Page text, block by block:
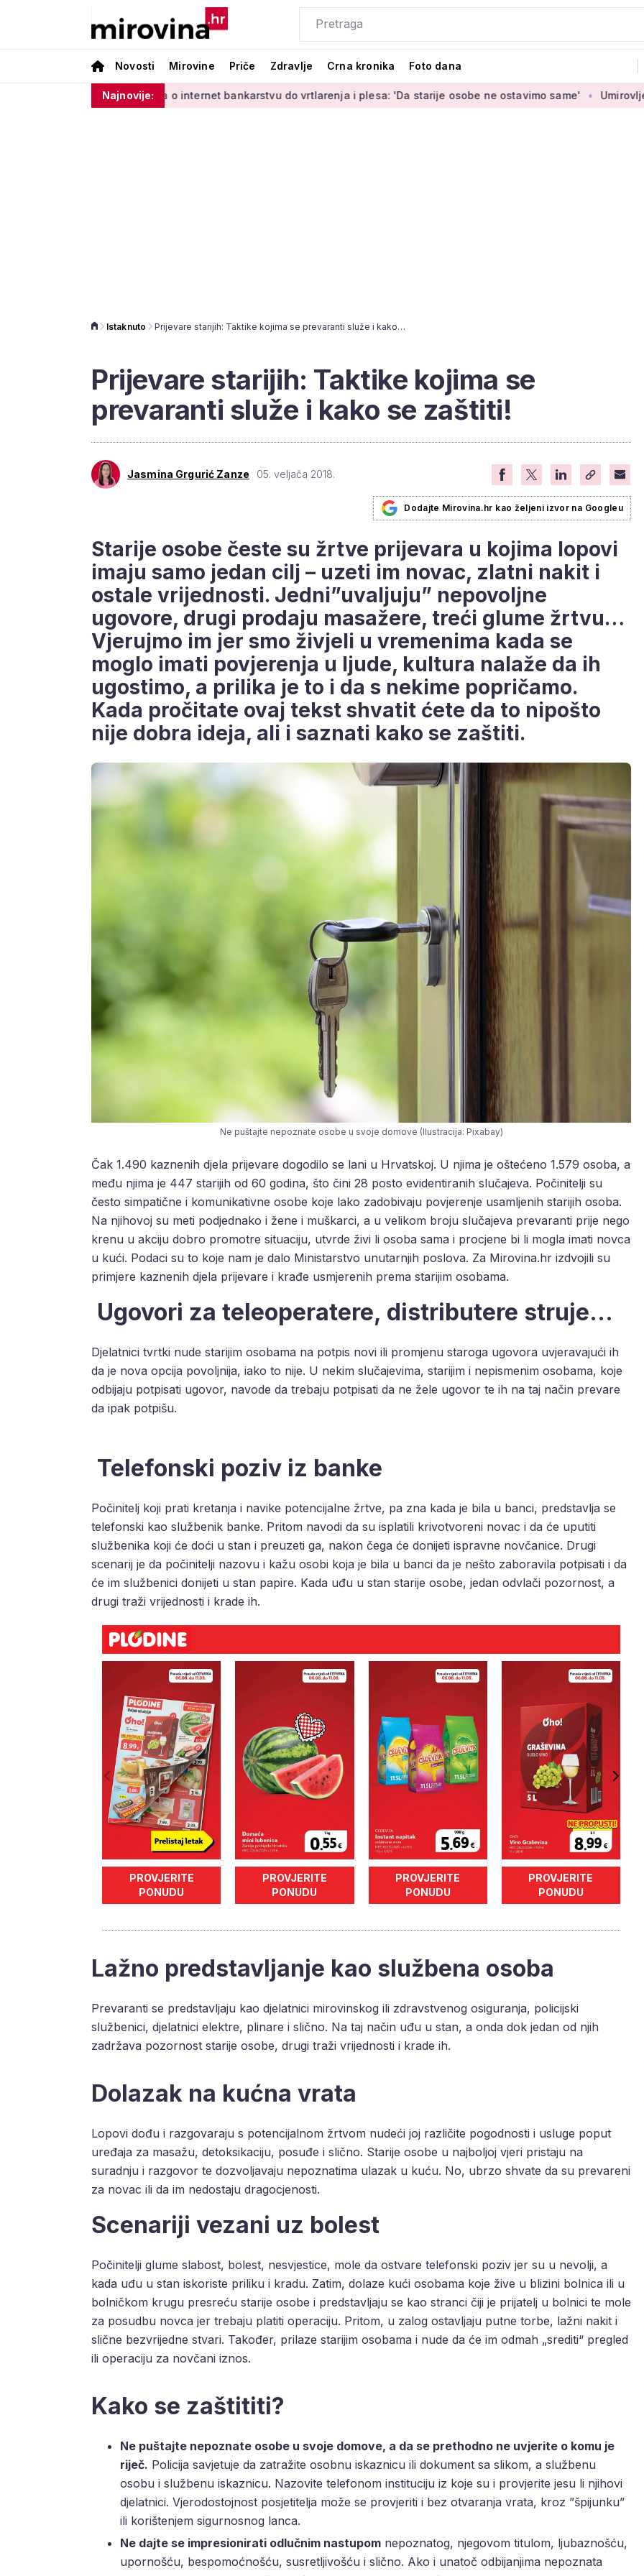
Novosti Mirovine Priče Zdravlje Crna kronika Foto dana
Najnovije:
Od učenja o internet bankarstvu do vrtlarenja i plesa: 'Da starije osobe ne ostavimo same' Umirovljenica
Istaknuto Prijevare starijih: Taktike kojima se prevaranti služe i kako se zaštiti!
Prijevare starijih: Taktike kojima se
prevaranti služe i kako se zaštiti!
Jasmina Grgurić Zanze 05. veljača 2018.
Dodajte Mirovina.hr kao željeni izvor na Googleu
Starije osobe česte su žrtve prijevara u kojima lopovi
imaju samo jedan cilj – uzeti im novac, zlatni nakit i
ostale vrijednosti. Jedni”uvaljuju” nepovoljne
ugovore, drugi prodaju masažere, treći glume žrtvu…
Vjerujmo im jer smo živjeli u vremenima kada se
moglo imati povjerenja u ljude, kultura nalaže da ih
ugostimo, a prilika je to i da s nekime popričamo.
Kada pročitate ovaj tekst shvatit ćete da to nipošto
nije dobra ideja, ali i saznati kako se zaštiti.
Ne puštajte nepoznate osobe u svoje domove (Ilustracija: Pixabay)
Čak 1.490 kaznenih djela prijevare dogodilo se lani u Hrvatskoj. U njima je oštećeno 1.579 osoba, a
među njima je 447 starijih od 60 godina, što čini 28 posto evidentiranih slučajeva. Počinitelji su
često simpatične i komunikativne osobe koje lako zadobivaju povjerenje usamljenih starijih osoba.
Na njihovoj su meti podjednako i žene i muškarci, a u velikom broju slučajeva prevaranti prije nego
krenu u akciju dobro promotre situaciju, utvrde živi li osoba sama i procjene bi li mogla imati novca
u kući. Podaci su to koje nam je dalo Ministarstvo unutarnjih poslova. Za Mirovina.hr izdvojili su
primjere kaznenih djela prijevare i krađe usmjerenih prema starijim osobama.
Ugovori za teleoperatere, distributere struje…
Djelatnici tvrtki nude starijim osobama na potpis novi ili promjenu staroga ugovora uvjeravajući ih
da je nova opcija povoljnija, iako to nije. U nekim slučajevima, starijim i nepismenim osobama, koje
odbijaju potpisati ugovor, navode da trebaju potpisati da ne žele ugovor te ih na taj način prevare
da ipak potpišu.
Telefonski poziv iz banke
Počinitelj koji prati kretanja i navike potencijalne žrtve, pa zna kada je bila u banci, predstavlja se
telefonski kao službenik banke. Pritom navodi da su isplatili krivotvoreni novac i da će uputiti
službenika koji će doći u stan i preuzeti ga, nakon čega će donijeti ispravne novčanice. Drugi
scenarij je da počinitelji nazovu i kažu osobi koja je bila u banci da je nešto zaboravila potpisati i da
će im službenici donijeti u stan papire. Kada uđu u stan starije osobe, jedan odvlači pozornost, a
drugi traži vrijednosti i krade ih.
PROVJERITE
PONUDU
PROVJERITE
PONUDU
PROVJERITE
PONUDU
PROVJERITE
PONUDU
Lažno predstavljanje kao službena osoba
Prevaranti se predstavljaju kao djelatnici mirovinskog ili zdravstvenog osiguranja, policijski
službenici, djelatnici elektre, plinare i slično. Na taj način uđu u stan, a onda dok jedan od njih
zadržava pozornost starije osobe, drugi traži vrijednosti i krade ih.
Dolazak na kućna vrata
Lopovi dođu i razgovaraju s potencijalnom žrtvom nudeći joj različite pogodnosti i usluge poput
uređaja za masažu, detoksikaciju, posuđe i slično. Starije osobe u najboljoj vjeri pristaju na
suradnju i razgovor te dozvoljavaju nepoznatima ulazak u kuću. No, ubrzo shvate da su prevareni
za novac ili da im nedostaju dragocjenosti.
Scenariji vezani uz bolest
Počinitelji glume slabost, bolest, nesvjestice, mole da ostvare telefonski poziv jer su u nevolji, a
kada uđu u stan iskoriste priliku i kradu. Zatim, dolaze kući osobama koje žive u blizini bolnica ili u
bolničkom krugu presreću starije osobe i predstavljaju se kao stranci čiji je prijatelj u bolnici te mole
za posudbu novca jer trebaju platiti operaciju. Pritom, u zalog ostavljaju putne torbe, lažni nakit i
slične bezvrijedne stvari. Također, prilaze starijim osobama i nude da će im odmah „srediti“ pregled
ili operaciju za novčani iznos.
Kako se zaštititi?
Ne puštajte nepoznate osobe u svoje domove, a da se prethodno ne uvjerite o komu je
riječ. Policija savjetuje da zatražite osobnu iskaznicu ili dokument sa slikom, a službenu
osobu i službenu iskaznicu. Nazovite telefonom instituciju iz koje su i provjerite jesu li njihovi
djelatnici. Vjerodostojnost posjetitelja može se provjeriti i bez otvaranja vrata, kroz ”špijunku”
ili korištenjem sigurnosnog lanca.
Ne dajte se impresionirati odlučnim nastupom nepoznatog, njegovom titulom, ljubaznošću,
upornošću, bespomoćnošću, susretljivošću i slično. Ako i unatoč odbijanjima nepoznata